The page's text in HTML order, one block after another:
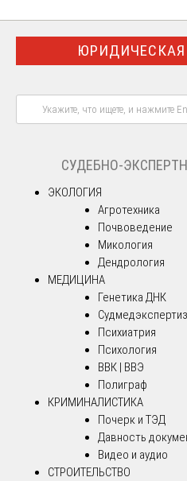
СУДЕБНО-
ЭКОЛОГИЯ
Агротехника
Почвоведение
Микология
Дендрология
МЕДИЦИНА
Генетика ДНК
Психиатрия
Психология
ВВК | ВВЭ
Полиграф
КРИМИНАЛИСТИКА
Почерк и ТЭД
Давность
Видео и аудио
СТРОИТЕЛЬСТВО